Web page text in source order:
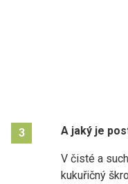
3 A jaký je
V čisté a
kukuřičný